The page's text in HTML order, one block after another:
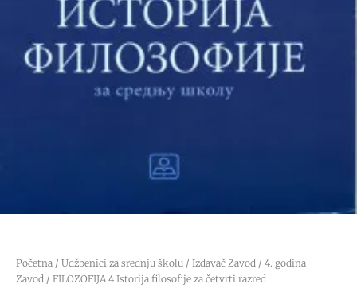
Početna / Udžbenici za srednju školu / Izdavač Zavod / 4. godina
Zavod / FILOZOFIJA 4 Istorija filosofije za četvrti razred